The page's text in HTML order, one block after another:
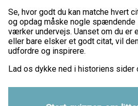
Se, hvor godt du kan matche hvert
og opdag måske nogle
værker undervejs. Uanset om du er
eller bare elsker et godt citat, vil
udfordre og inspirere.
Lad os dykke ned i historiens sider